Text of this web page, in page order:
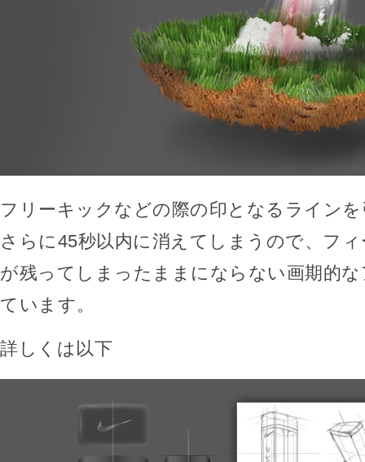
フリーキックなどの際の印となるライン
さらに45秒以内に消えてしまうので、フ
が残ってしまったままにならない画期的
ています。
詳しくは以下